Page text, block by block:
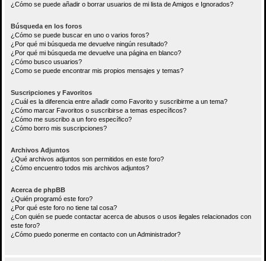
¿Cómo se puede añadir o borrar usuarios de mi lista de Amigos e Ignorados?
Búsqueda en los foros
¿Cómo se puede buscar en uno o varios foros?
¿Por qué mi búsqueda me devuelve ningún resultado?
¿Por qué mi búsqueda me devuelve una página en blanco?
¿Cómo busco usuarios?
¿Como se puede encontrar mis propios mensajes y temas?
Suscripciones y Favoritos
¿Cuál es la diferencia entre añadir como Favorito y suscribirme a un tema?
¿Cómo marcar Favoritos o suscribirse a temas específicos?
¿Cómo me suscribo a un foro específico?
¿Cómo borro mis suscripciones?
Archivos Adjuntos
¿Qué archivos adjuntos son permitidos en este foro?
¿Cómo encuentro todos mis archivos adjuntos?
Acerca de phpBB
¿Quién programó este foro?
¿Por qué este foro no tiene tal cosa?
¿Con quién se puede contactar acerca de abusos o usos ilegales relacionados con
este foro?
¿Cómo puedo ponerme en contacto con un Administrador?